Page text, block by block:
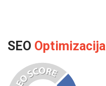
SEO Optimizacija